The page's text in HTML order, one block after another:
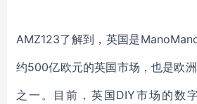
AMZ123了解到，英国是
约500亿欧元的英国市场，也是欧
之一。目前，英国DIY市场的数